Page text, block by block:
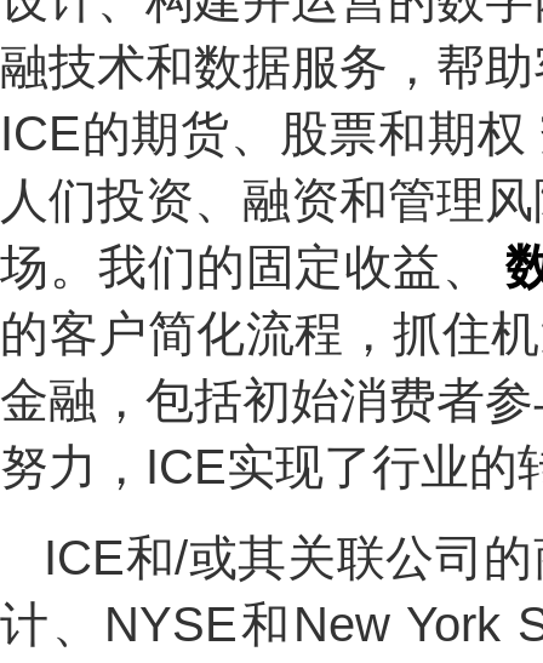
融技术和数据服务，帮
ICE的期货、股票和期权
人们投资、融资和管理
场。我们的固定收益、
的客户简化流程，抓住
金融，包括初始消费者
努力，ICE实现了行业的
ICE和/或其关联公司
计、NYSE和New York